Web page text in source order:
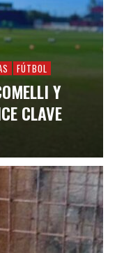
FÚTBOL
Y
CLAVE